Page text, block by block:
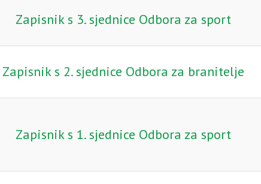
Zapisnik s 3. sjednice Odbora za sport
Zapisnik s 2. sjednice Odbora za branitelje
Zapisnik s 1. sjednice Odbora za sport